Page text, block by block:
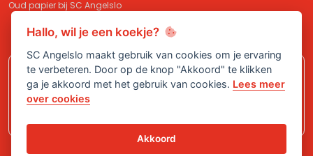
Oud papier bij SC Angelslo
Meld je aan bij SC Angelslo en sluit je
Hallo, wil je een koekje?
SC Angelslo maakt gebruik van cookies om je ervaring
te verbeteren. Door op de knop "Akkoord" te klikken
ga je akkoord met het gebruik van cookies. Lees meer
over cookies
Akkoord